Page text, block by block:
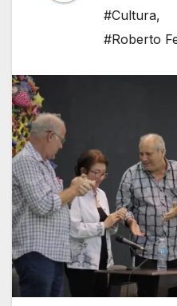
#Cultura,
#Roberto